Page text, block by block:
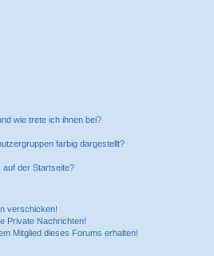
wie trete ich ihnen bei?
farbig dargestellt?
auf der Startseite?
verschicken!
Private Nachrichten!
Mitglied dieses Forums erhalten!